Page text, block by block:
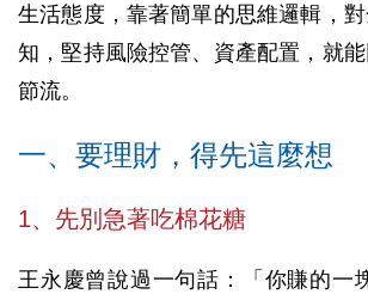
生活態度，靠著簡單的思維邏輯，
知，堅持風險控管、資產配置，就
節流。
一、要理財，得先這麼想
1、先別急著吃棉花糖
王永慶曾說過一句話：「你賺的一